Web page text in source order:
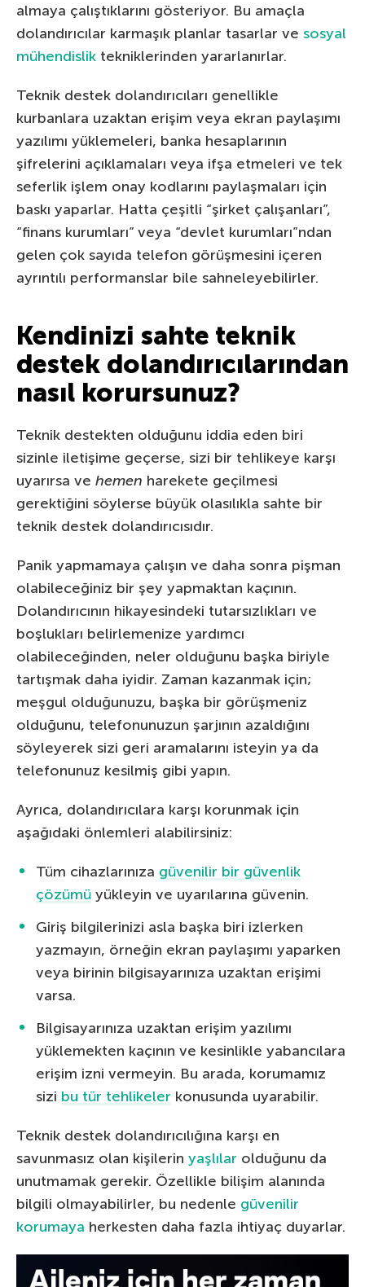
almaya çalıştıklarını gösteriyor. Bu amaçla
dolandırıcılar karmaşık planlar tasarlar ve sosyal
mühendislik tekniklerinden yararlanırlar.
Teknik destek dolandırıcıları genellikle
kurbanlara uzaktan erişim veya ekran paylaşımı
yazılımı yüklemeleri, banka hesaplarının
şifrelerini açıklamaları veya ifşa etmeleri ve tek
seferlik işlem onay kodlarını paylaşmaları için
baskı yaparlar. Hatta çeşitli “şirket çalışanları”,
“finans kurumları” veya “devlet kurumları”ndan
gelen çok sayıda telefon görüşmesini içeren
ayrıntılı performanslar bile sahneleyebilirler.
Kendinizi sahte teknik
destek dolandırıcılarından
nasıl korursunuz?
Teknik destekten olduğunu iddia eden biri
sizinle iletişime geçerse, sizi bir tehlikeye karşı
uyarırsa ve hemen harekete geçilmesi
gerektiğini söylerse büyük olasılıkla sahte bir
teknik destek dolandırıcısıdır.
Panik yapmamaya çalışın ve daha sonra pişman
olabileceğiniz bir şey yapmaktan kaçının.
Dolandırıcının hikayesindeki tutarsızlıkları ve
boşlukları belirlemenize yardımcı
olabileceğinden, neler olduğunu başka biriyle
tartışmak daha iyidir. Zaman kazanmak için;
meşgul olduğunuzu, başka bir görüşmeniz
olduğunu, telefonunuzun şarjının azaldığını
söyleyerek sizi geri aramalarını isteyin ya da
telefonunuz kesilmiş gibi yapın.
Ayrıca, dolandırıcılara karşı korunmak için
aşağıdaki önlemleri alabilirsiniz:
Tüm cihazlarınıza güvenilir bir güvenlik
çözümü yükleyin ve uyarılarına güvenin.
Giriş bilgilerinizi asla başka biri izlerken
yazmayın, örneğin ekran paylaşımı yaparken
veya birinin bilgisayarınıza uzaktan erişimi
varsa.
Bilgisayarınıza uzaktan erişim yazılımı
yüklemekten kaçının ve kesinlikle yabancılara
erişim izni vermeyin. Bu arada, korumamız
sizi bu tür tehlikeler konusunda uyarabilir.
Teknik destek dolandırıcılığına karşı en
savunmasız olan kişilerin yaşlılar olduğunu da
unutmamak gerekir. Özellikle bilişim alanında
bilgili olmayabilirler, bu nedenle güvenilir
korumaya herkesten daha fazla ihtiyaç duyarlar.